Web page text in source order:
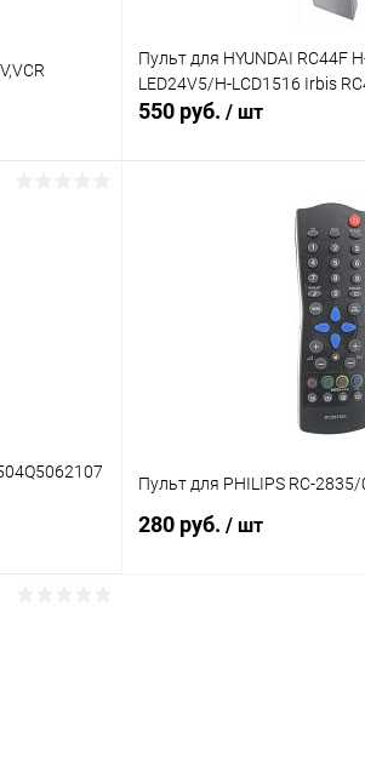
Пульт для HYUNDAI RC44F
LED24V5/H-LCD1516 Irbis
550 руб. / шт
В
Пульт для PHILIPS RC-2835/
280 руб. / шт